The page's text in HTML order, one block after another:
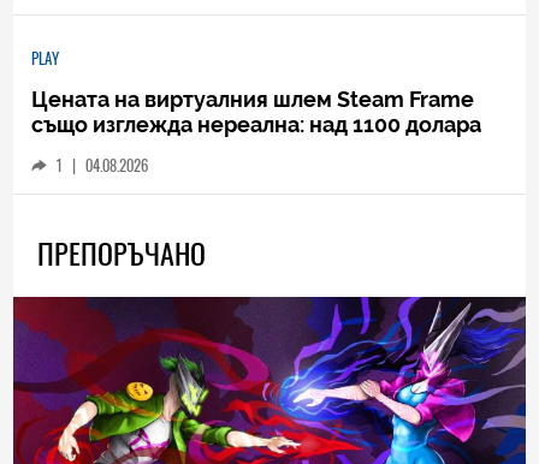
PLAY
Цената на виртуалния шлем Steam Frame
също изглежда нереална: над 1100 долара
1 | 04.08.2026
ПРЕПОРЪЧАНО